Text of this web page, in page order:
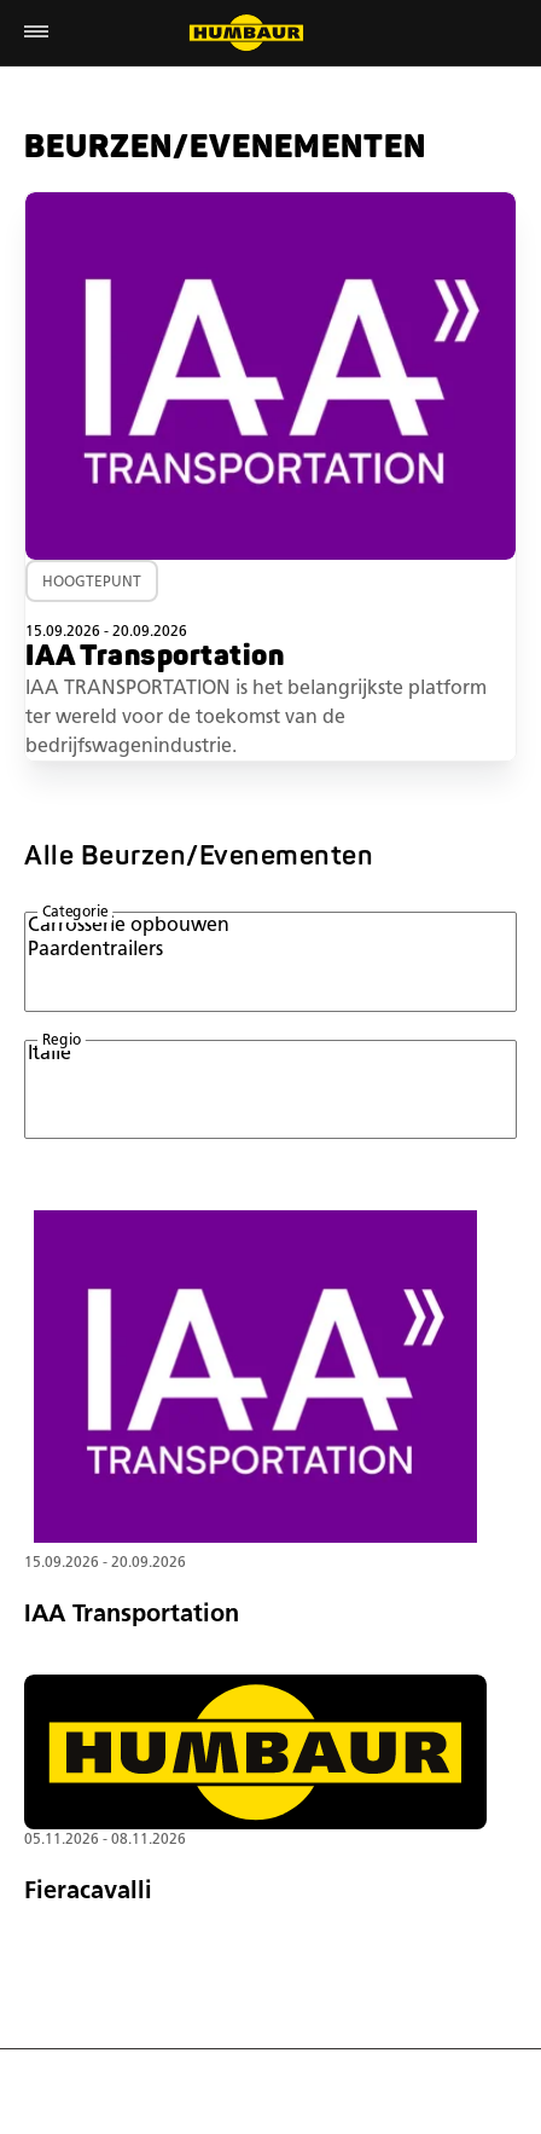
BEURZEN/EVENEMENTEN
HOOGTEPUNT
15.09.2026 - 20.09.2026
IAA Transportation
IAA TRANSPORTATION is het belangrijkste platform
ter wereld voor de toekomst van de
bedrijfswagenindustrie.
Alle Beurzen/Evenementen
Categorie
Regio
15.09.2026 - 20.09.2026
IAA Transportation
05.11.2026 - 08.11.2026
Fieracavalli